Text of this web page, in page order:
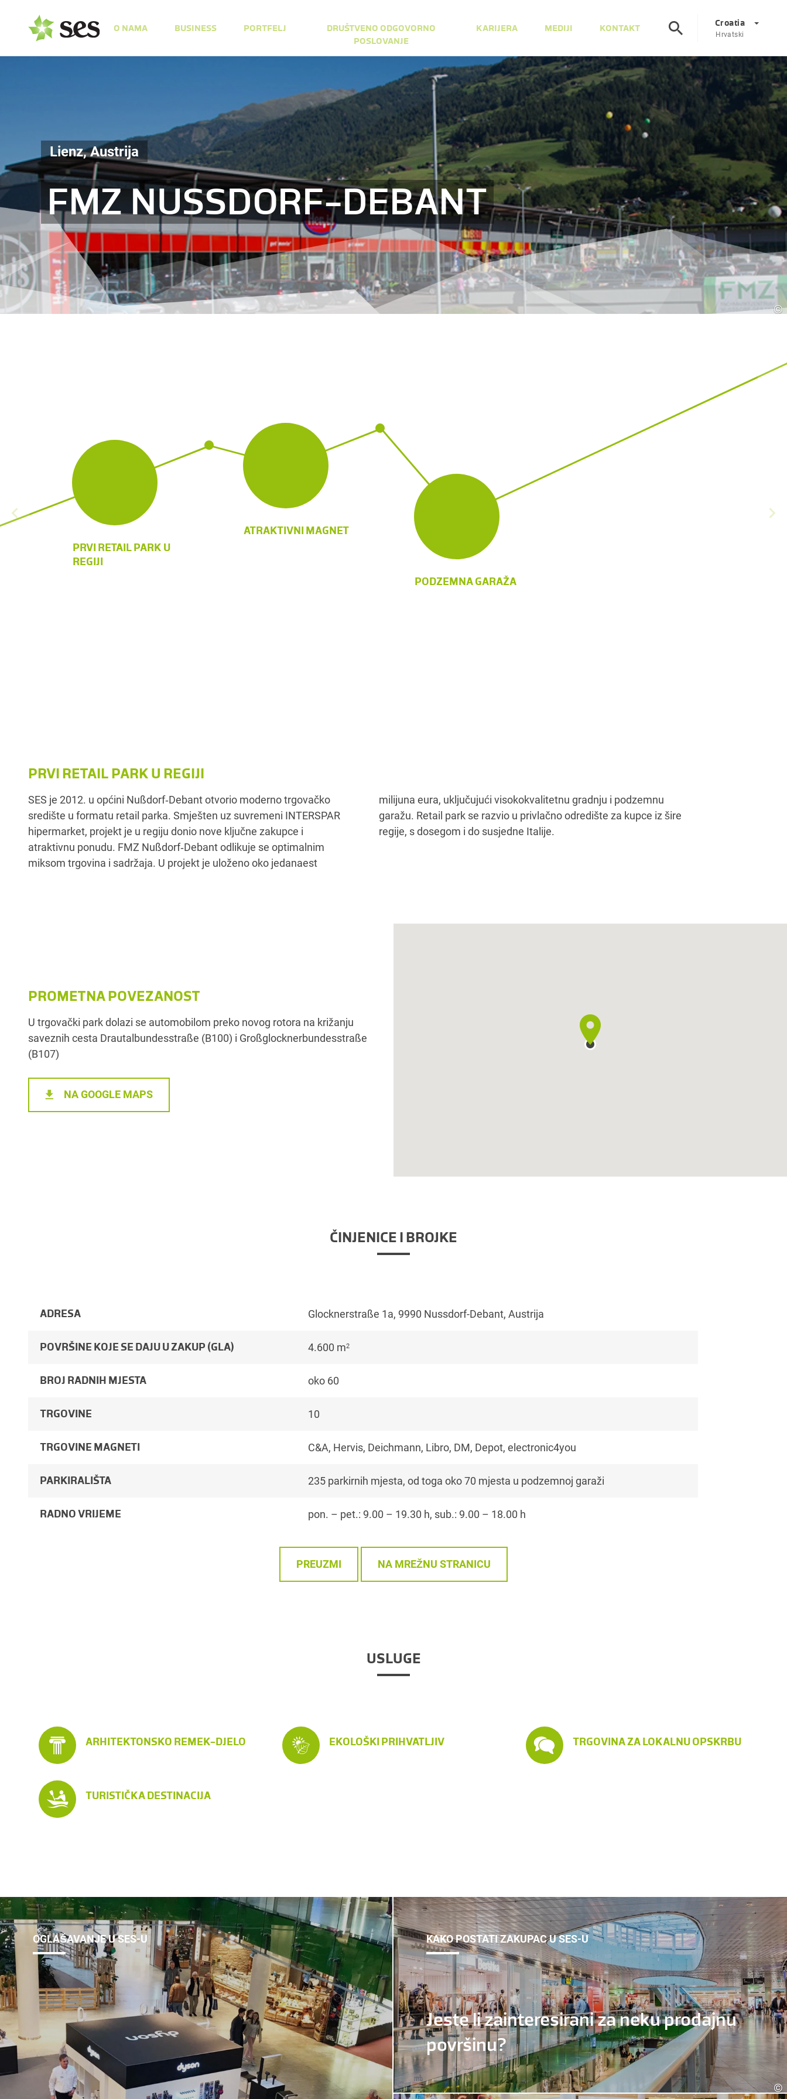
O NAMA BUSINESS PORTFELJ
DRUŠTVENO ODGOVORNO
POSLOVANJE
KARIJERA MEDIJI KONTAKT Croatia
Hrvatski
Corporate
Austrija
Slovenija EN
Italija IT EN
Mađarska HU EN
Češka CS EN
Hrvatska HR EN
Lienz, Austrija
FMZ NUSSDORF-DEBANT
©
PRVI RETAIL PARK U
REGIJI
ATRAKTIVNI MAGNET
PODZEMNA GARAŽA
PRVI RETAIL PARK U REGIJI
SES je 2012. u općini Nußdorf‑Debant otvorio moderno trgovačko
središte u formatu retail parka. Smješten uz suvremeni INTERSPAR
hipermarket, projekt je u regiju donio nove ključne zakupce i
atraktivnu ponudu. FMZ Nußdorf‑Debant odlikuje se optimalnim
miksom trgovina i sadržaja. U projekt je uloženo oko jedanaest
milijuna eura, uključujući visokokvalitetnu gradnju i podzemnu
garažu. Retail park se razvio u privlačno odredište za kupce iz šire
regije, s dosegom i do susjedne Italije.
PROMETNA POVEZANOST
U trgovački park dolazi se automobilom preko novog rotora na križanju
saveznih cesta Drautalbundesstraße (B100) i Großglocknerbundesstraße
(B107)
NA GOOGLE MAPS
ČINJENICE I BROJKE
ADRESA Glocknerstraße 1a, 9990 Nussdorf-Debant, Austrija
POVRŠINE KOJE SE DAJU U ZAKUP (GLA) 4.600 m2
BROJ RADNIH MJESTA oko 60
TRGOVINE 10
TRGOVINE MAGNETI C&A, Hervis, Deichmann, Libro, DM, Depot, electronic4you
PARKIRALIŠTA 235 parkirnih mjesta, od toga oko 70 mjesta u podzemnoj garaži
RADNO VRIJEME pon. – pet.: 9.00 – 19.30 h, sub.: 9.00 – 18.00 h
PREUZMI NA MREŽNU STRANICU
USLUGE
ARHITEKTONSKO REMEK-DJELO EKOLOŠKI PRIHVATLJIV TRGOVINA ZA LOKALNU OPSKRBU
TURISTIČKA DESTINACIJA
OGLAŠAVANJE U SES-U KAKO POSTATI ZAKUPAC U SES-U
©
Jeste li zainteresirani za neku prodajnu
površinu?